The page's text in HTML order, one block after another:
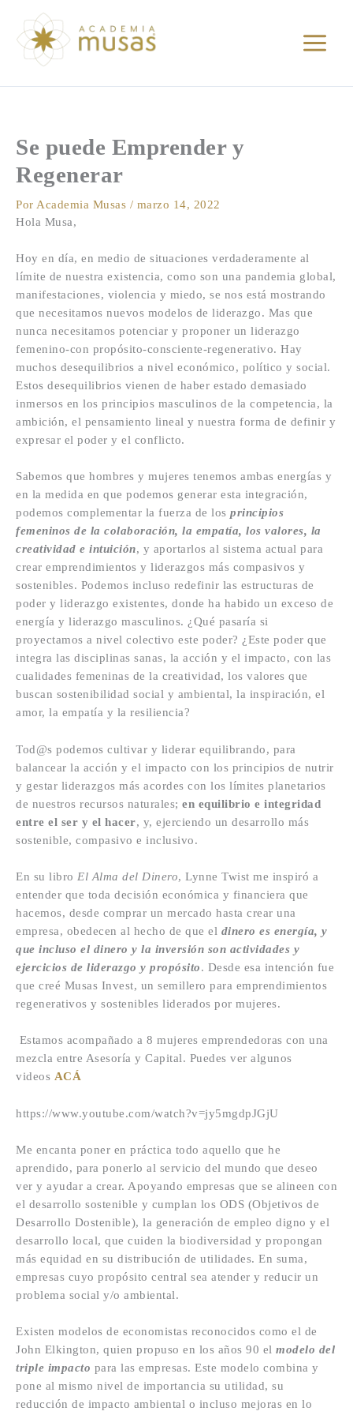
contenido
Se puede Emprender y
Regenerar
Por Academia Musas / marzo 14, 2022
Hola Musa,
Hoy en día, en medio de situaciones verdaderamente al
límite de nuestra existencia, como son una pandemia global,
manifestaciones, violencia y miedo, se nos está mostrando
que necesitamos nuevos modelos de liderazgo. Mas que
nunca necesitamos potenciar y proponer un liderazgo
femenino-con propósito-consciente-regenerativo. Hay
muchos desequilibrios a nivel económico, político y social.
Estos desequilibrios vienen de haber estado demasiado
inmersos en los principios masculinos de la competencia, la
ambición, el pensamiento lineal y nuestra forma de definir y
expresar el poder y el conflicto.
Sabemos que hombres y mujeres tenemos ambas energías y
en la medida en que podemos generar esta integración,
podemos complementar la fuerza de los principios
femeninos de la colaboración, la empatía, los valores, la
creatividad e intuición, y aportarlos al sistema actual para
crear emprendimientos y liderazgos más compasivos y
sostenibles. Podemos incluso redefinir las estructuras de
poder y liderazgo existentes, donde ha habido un exceso de
energía y liderazgo masculinos. ¿Qué pasaría si
proyectamos a nivel colectivo este poder? ¿Este poder que
integra las disciplinas sanas, la acción y el impacto, con las
cualidades femeninas de la creatividad, los valores que
buscan sostenibilidad social y ambiental, la inspiración, el
amor, la empatía y la resiliencia?
Tod@s podemos cultivar y liderar equilibrando, para
balancear la acción y el impacto con los principios de nutrir
y gestar liderazgos más acordes con los límites planetarios
de nuestros recursos naturales; en equilibrio e integridad
entre el ser y el hacer, y, ejerciendo un desarrollo más
sostenible, compasivo e inclusivo.
En su libro El Alma del Dinero, Lynne Twist me inspiró a
entender que toda decisión económica y financiera que
hacemos, desde comprar un mercado hasta crear una
empresa, obedecen al hecho de que el dinero es energía, y
que incluso el dinero y la inversión son actividades y
ejercicios de liderazgo y propósito. Desde esa intención fue
que creé Musas Invest, un semillero para emprendimientos
regenerativos y sostenibles liderados por mujeres.
Estamos acompañado a 8 mujeres emprendedoras con una
mezcla entre Asesoría y Capital. Puedes ver algunos
videos ACÁ
https://www.youtube.com/watch?v=jy5mgdpJGjU
Me encanta poner en práctica todo aquello que he
aprendido, para ponerlo al servicio del mundo que deseo
ver y ayudar a crear. Apoyando empresas que se alineen con
el desarrollo sostenible y cumplan los ODS (Objetivos de
Desarrollo Dostenible), la generación de empleo digno y el
desarrollo local, que cuiden la biodiversidad y propongan
más equidad en su distribución de utilidades. En suma,
empresas cuyo propósito central sea atender y reducir un
problema social y/o ambiental.
Existen modelos de economistas reconocidos como el de
John Elkington, quien propuso en los años 90 el modelo del
triple impacto para las empresas. Este modelo combina y
pone al mismo nivel de importancia su utilidad, su
reducción de impacto ambiental o incluso mejoras en lo